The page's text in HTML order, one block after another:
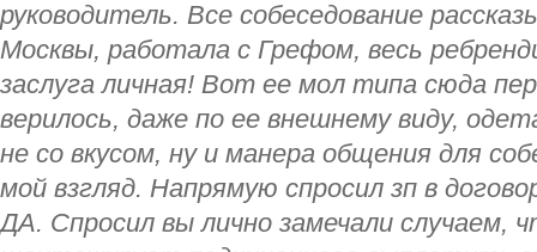
руководитель. Все собеседование
Москвы, работала с Грефом, весь
заслуга личная! Вот ее мол типа сюда
верилось, даже по ее внешнему виду,
не со вкусом, ну и манера общения для
мой взгляд. Напрямую спросил зп в
ДА. Спросил вы лично замечали случаем,